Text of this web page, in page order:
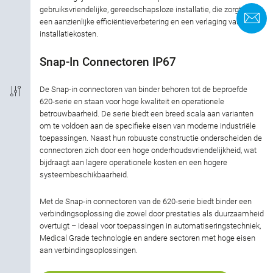
Aansluiting
EMC
Beschermingsgraad
Materiaal van de behuizing
Toestemming
Nominale spanning
Vergrendelingsmateriaal
gebruiksvriendelijke, gereedschapsloze installatie, die zorgt voor
een aanzienlijke efficiëntieverbetering en een verlaging van de
installatiekosten.
Snap-In Connectoren IP67
De Snap-in connectoren van binder behoren tot de beproefde
620-serie en staan voor hoge kwaliteit en operationele
betrouwbaarheid. De serie biedt een breed scala aan varianten
om te voldoen aan de specifieke eisen van moderne industriële
toepassingen. Naast hun robuuste constructie onderscheiden de
connectoren zich door een hoge onderhoudsvriendelijkheid, wat
bijdraagt aan lagere operationele kosten en een hogere
systeembeschikbaarheid.
Met de Snap-in connectoren van de 620-serie biedt binder een
verbindingsoplossing die zowel door prestaties als duurzaamheid
overtuigt – ideaal voor toepassingen in automatiseringstechniek,
Medical Grade technologie en andere sectoren met hoge eisen
aan verbindingsoplossingen.